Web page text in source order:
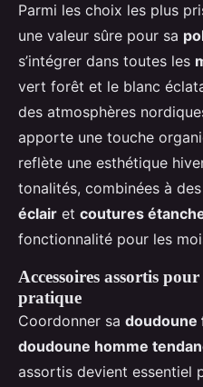
Parmi les choix les plus
une valeur sûre pour sa
s’intégrer dans toutes les
vert forêt et le blanc
des atmosphères
apporte une touche
reflète une esthétique
tonalités, combinées à des
éclair et coutures
fonctionnalité pour les
Accessoires assortis
pratique
Coordonner sa doudoune
doudoune homme
assortis devient essentiel